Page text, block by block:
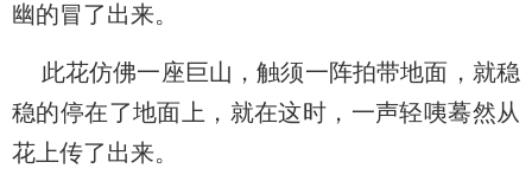
幽的冒了出来。
此花仿佛一座巨山，触须一阵拍带地面，就稳
稳的停在了地面上，就在这时，一声轻咦蓦然从
花上传了出来。